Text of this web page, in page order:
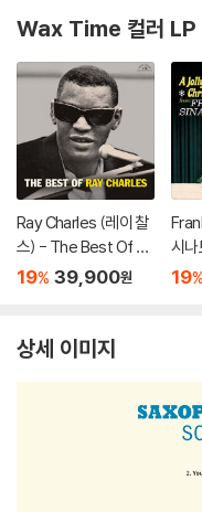
Wax Time 컬러 LP
Ray Charles (레이 찰
스) - The Best Of Ra
y Charles [옐로우 컬
19% 39,900원
시
19%
상세 이미지